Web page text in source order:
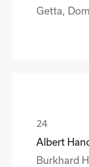
Getta,
Albert
Burkhard